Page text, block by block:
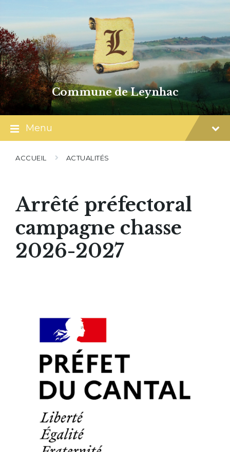
content
main
navigation
footer
Commune de Leynhac
Menu
ACCUEIL ACTUALITÉS
Arrêté préfectoral
campagne chasse
2026-2027